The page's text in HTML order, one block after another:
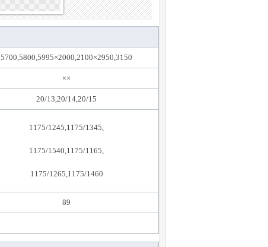
5700,5800,5995×2000,2100×2950,3150
××
20/13,20/14,20/15
1175/1245,1175/1345,
1175/1540,1175/1165,
1175/1265,1175/1460
89